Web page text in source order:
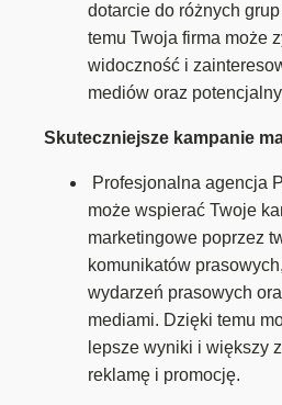
dotarcie do różnych
temu Twoja firma może
widoczność i
mediów oraz
Skuteczniejsze kampanie
Profesjonalna agencja
może wspierać Twoje
marketingowe poprzez
komunikatów
wydarzeń prasowych
mediami. Dzięki temu
lepsze wyniki i większy
reklamę i promocję.